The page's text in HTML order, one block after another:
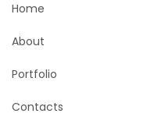
Home
About
Portfolio
Contacts